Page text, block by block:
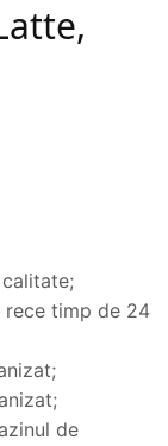
rece timp de 24
de